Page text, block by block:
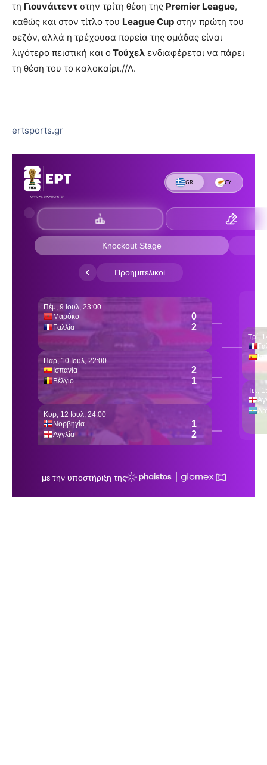
τη Γιουνάιτεντ στην τρίτη θέση της Premier League,
καθώς και στον τίτλο του League Cup στην πρώτη του
σεζόν, αλλά η τρέχουσα πορεία της ομάδας είναι
λιγότερο πειστική και ο Τούχελ ενδιαφέρεται να πάρει
τη θέση του το καλοκαίρι.//Λ.
ertsports.gr